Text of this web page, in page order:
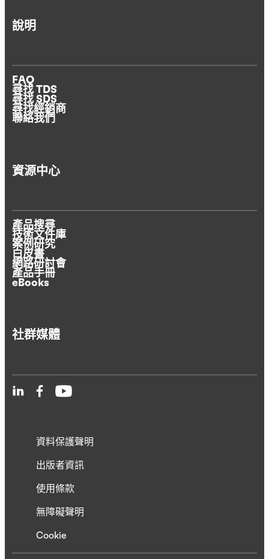
說明
FAQ
尋找 TDS
尋找 SDS
尋找經銷商
聯絡我們
資源中心
產品搜尋
技術文件庫
案例研究
白皮書
網路研討會
產品手冊
eBooks
社群媒體
資料保護聲明
出版者資訊
使用條款
無障礙聲明
Cookie